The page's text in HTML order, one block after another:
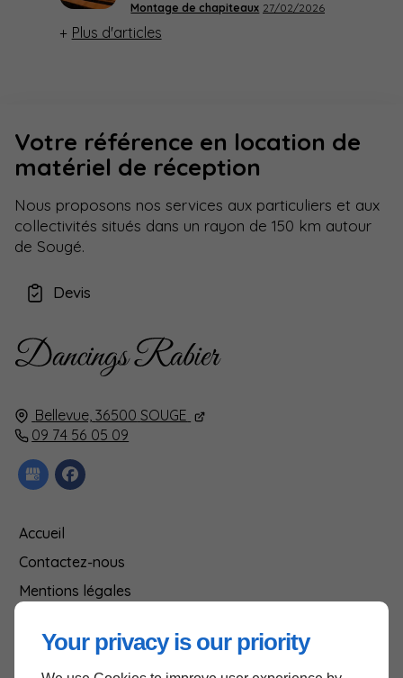
Your privacy is our priority
Montage de chapiteaux 27/02/2026
Plus d'articles
Bellevue, 36500 SOUGE
09 74 56 05 09
Accueil
Contactez-nous
Mentions légales
Votre référence en location de
matériel de réception
Nous proposons nos services aux particuliers et aux
collectivités situés dans un rayon de 150 km autour
de Sougé.
Devis